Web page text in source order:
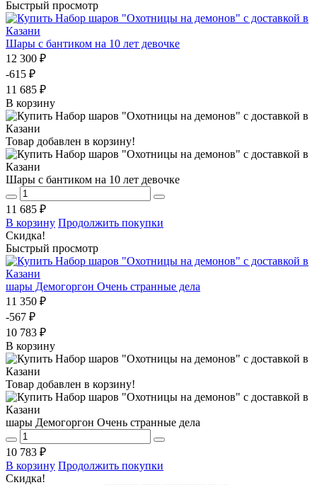
Быстрый просмотр
Шары с бантиком на 10 лет девочке
12 300 ₽
-615 ₽
11 685 ₽
В корзину
Товар добавлен в корзину!
Шары с бантиком на 10 лет девочке
11 685 ₽
В корзину Продолжить покупки
Скидка!
Быстрый просмотр
шары Демогоргон Очень странные дела
11 350 ₽
-567 ₽
10 783 ₽
В корзину
Товар добавлен в корзину!
шары Демогоргон Очень странные дела
10 783 ₽
В корзину Продолжить покупки
Скидка!